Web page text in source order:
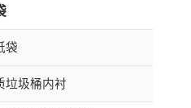
袋
垃圾桶内衬